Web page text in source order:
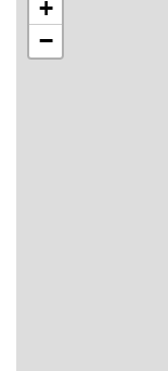
mer info.
skinnhantverk,
restaurang 1
Bytesdag under
+
−